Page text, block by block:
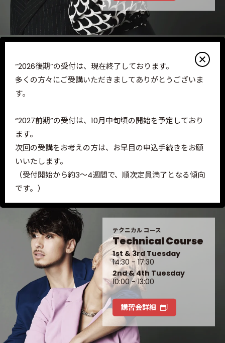
“2026後期”の受付は、現在終了しております。
多くの方々にご受講いただきましてありがとうございま
す。
“2027前期”の受付は、10月中旬頃の開始を予定しており
ます。
次回の受講をお考えの方は、お早目の申込手続きをお願
いいたします。
（受付開始から約3～4週間で、順次定員満了となる傾向
です。）
※先着順の受付となりますので、定員数になり次第順次
受付終了となります。
お申込み（ENTRY）については、各コースの “選択可能
な開催日程のみ” 申込手続きを進めることができます。
入力および選択内容に間違いのないよう、十分ご注意
ください。
Salon Style Course
2nd & 4th Tuesday
14:30 - 17:30
講習会詳細
テクニカル コース
Technical Course
1st & 3rd Tuesday
14:30 - 17:30
2nd & 4th Tuesday
10:00 - 13:00
講習会詳細
Home
Q&A
Guide
Lecturers
Access
よくあるご質問
お問い合わせ
PEEK-A-BOO FAMILY
PEEK-A-BOOACADEMY
PEEK-A-BOO
PEEK-A-BOOTools